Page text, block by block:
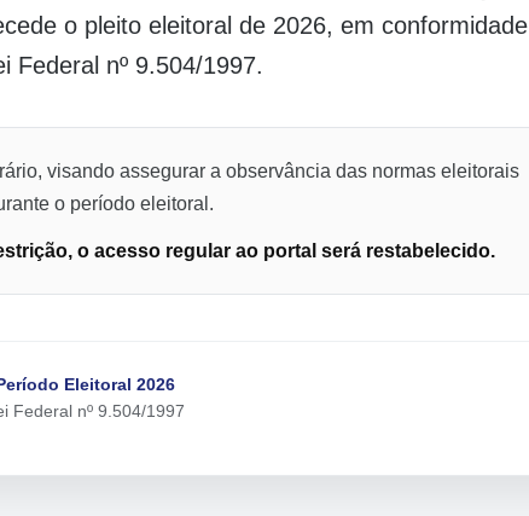
o pleito eleitoral de 2026, em conformidade
Federal nº 9.504/1997.
visando assegurar a observância das normas eleitorais
o período eleitoral.
o acesso regular ao portal será restabelecido.
Eleitoral 2026
Federal nº 9.504/1997